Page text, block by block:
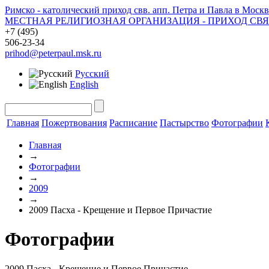
Римско - католический приход свв. апп. Петра и Павла в
МЕСТНАЯ РЕЛИГИОЗНАЯ ОРГАНИЗАЦИЯ - ПРИХОД
+7 (495)
506-23-34
prihod@peterpaul.msk.ru
Русский
English
Главная Пожертвования Расписание Пастырство Фотографии
Главная
→
Фотографии
→
2009
→
2009 Пасха - Крещение и Первое Причастие
Фотографии